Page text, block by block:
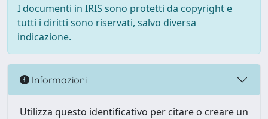
I documenti in IRIS sono protetti da copyright e
tutti i diritti sono riservati, salvo diversa
indicazione.
Informazioni
Utilizza questo identificativo per citare o creare un